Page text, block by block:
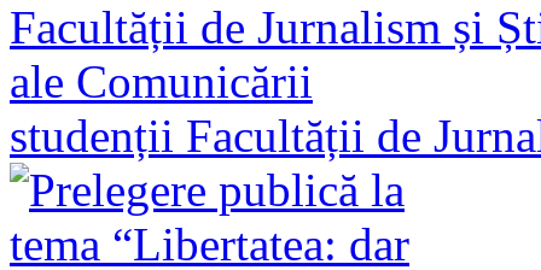
studenții Facultății de